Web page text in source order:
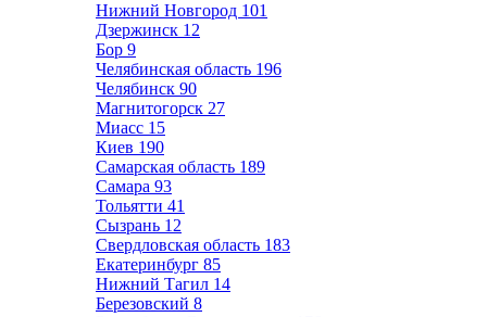
Нижний Новгород 101
Дзержинск 12
Бор 9
Челябинская область 196
Челябинск 90
Магнитогорск 27
Миасс 15
Киев 190
Самарская область 189
Самара 93
Тольятти 41
Сызрань 12
Свердловская область 183
Екатеринбург 85
Нижний Тагил 14
Березовский 8